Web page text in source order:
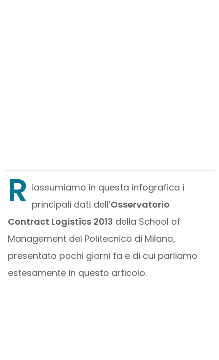
R iassumiamo in questa infografica i
principali dati dell’Osservatorio
Contract Logistics 2013 della School of
Management del Politecnico di Milano,
presentato pochi giorni fa e di cui parliamo
estesamente in questo articolo.